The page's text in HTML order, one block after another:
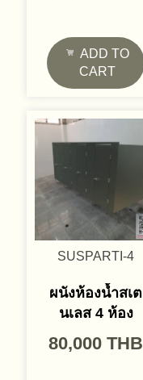
ADD TO
CART
SUSPARTI-4
ผนังห้องน้ำสเต
นเลส 4 ห้อง
80,000 THB